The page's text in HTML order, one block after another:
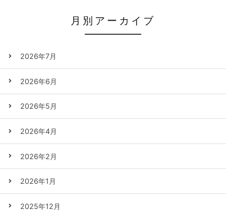
月別アーカイブ
2026年7月
2026年6月
2026年5月
2026年4月
2026年2月
2026年1月
2025年12月